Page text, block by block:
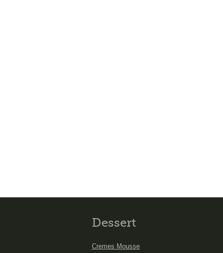
Dessert
Cremes Mousse